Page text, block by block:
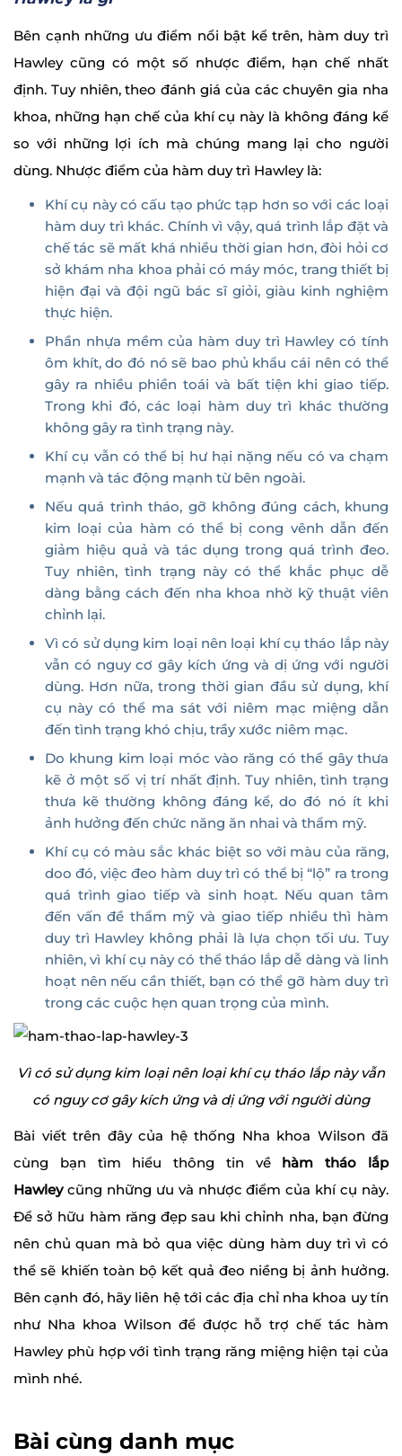
Bên cạnh những ưu điểm nổi bật kể trên, hàm duy trì
Hawley cũng có một số nhược điểm, hạn chế nhất
định. Tuy nhiên, theo đánh giá của các chuyên gia nha
khoa, những hạn chế của khí cụ này là không đáng kể
so với những lợi ích mà chúng mang lại cho người
dùng. Nhược điểm của hàm duy trì Hawley là:
Khí cụ này có cấu tạo phức tạp hơn so với các loại
hàm duy trì khác. Chính vì vậy, quá trình lắp đặt và
chế tác sẽ mất khá nhiều thời gian hơn, đòi hỏi cơ
sở khám nha khoa phải có máy móc, trang thiết bị
hiện đại và đội ngũ bác sĩ giỏi, giàu kinh nghiệm
thực hiện.
Phần nhựa mềm của hàm duy trì Hawley có tính
ôm khít, do đó nó sẽ bao phủ khẩu cái nên có thể
gây ra nhiều phiền toái và bất tiện khi giao tiếp.
Trong khi đó, các loại hàm duy trì khác thường
không gây ra tình trạng này.
Khí cụ vẫn có thể bị hư hại nặng nếu có va chạm
mạnh và tác động mạnh từ bên ngoài.
Nếu quá trình tháo, gỡ không đúng cách, khung
kim loại của hàm có thể bị cong vênh dẫn đến
giảm hiệu quả và tác dụng trong quá trình đeo.
Tuy nhiên, tình trạng này có thể khắc phục dễ
dàng bằng cách đến nha khoa nhờ kỹ thuật viên
chỉnh lại.
Vì có sử dụng kim loại nên loại khí cụ tháo lắp này
vẫn có nguy cơ gây kích ứng và dị ứng với người
dùng. Hơn nữa, trong thời gian đầu sử dụng, khí
cụ này có thể ma sát với niêm mạc miệng dẫn
đến tình trạng khó chịu, trầy xước niêm mạc.
Do khung kim loại móc vào răng có thể gây thưa
kẽ ở một số vị trí nhất định. Tuy nhiên, tình trạng
thưa kẽ thường không đáng kể, do đó nó ít khi
ảnh hưởng đến chức năng ăn nhai và thẩm mỹ.
Khí cụ có màu sắc khác biệt so với màu của răng,
doo đó, việc đeo hàm duy trì có thể bị “lộ” ra trong
quá trình giao tiếp và sinh hoạt. Nếu quan tâm
đến vấn đề thẩm mỹ và giao tiếp nhiều thì hàm
duy trì Hawley không phải là lựa chọn tối ưu. Tuy
nhiên, vì khí cụ này có thể tháo lắp dễ dàng và linh
hoạt nên nếu cần thiết, bạn có thể gỡ hàm duy trì
trong các cuộc hẹn quan trọng của mình.
Vì có sử dụng kim loại nên loại khí cụ tháo lắp này vẫn
có nguy cơ gây kích ứng và dị ứng với người dùng
Bài viết trên đây của hệ thống Nha khoa Wilson đã
cùng bạn tìm hiểu thông tin về hàm tháo lắp
Hawleycũng những ưu và nhược điểm của khí cụ này.
Để sở hữu hàm răng đẹp sau khi chỉnh nha, bạn đừng
nên chủ quan mà bỏ qua việc dùng hàm duy trì vì có
thể sẽ khiến toàn bộ kết quả đeo niềng bị ảnh hưởng.
Bên cạnh đó, hãy liên hệ tới các địa chỉ nha khoa uy tín
như Nha khoa Wilson để được hỗ trợ chế tác hàm
Hawley phù hợp với tình trạng răng miệng hiện tại của
mình nhé.
Bài cùng danh mục